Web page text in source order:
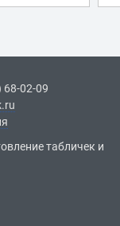
68-02-09
табличек и